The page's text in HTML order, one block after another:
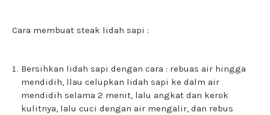
Cara membuat steak lidah sapi :
Bersihkan lidah sapi dengan cara : rebuas air hingga
mendidih, llau celupkan lidah sapi ke dalm air
mendidih selama 2 menit, lalu angkat dan kerok
kulitnya, lalu cuci dengan air mengalir, dan rebus